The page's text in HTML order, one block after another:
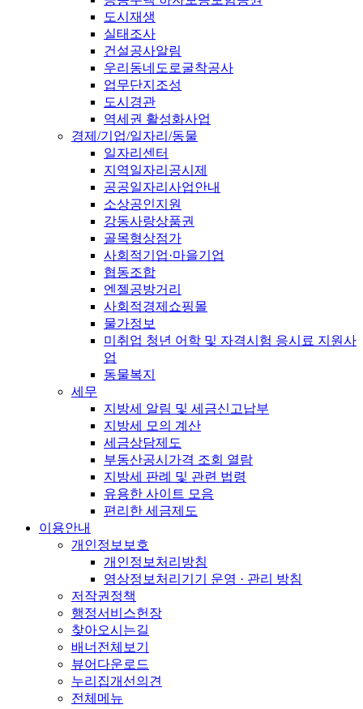
도시재생
실태조사
건설공사알림
우리동네도로굴착공사
업무단지조성
도시경관
역세권 활성화사업
경제/기업/일자리/동물
일자리센터
지역일자리공시제
공공일자리사업안내
소상공인지원
강동사랑상품권
골목형상점가
사회적기업·마을기업
협동조합
엔젤공방거리
사회적경제쇼핑몰
물가정보
미취업 청년 어학 및 자격시험 응시료 지원사
업
동물복지
세무
지방세 알림 및 세금신고납부
지방세 모의 계산
세금상담제도
부동산공시가격 조회 열람
지방세 판례 및 관련 법령
유용한 사이트 모음
편리한 세금제도
이용안내
개인정보보호
개인정보처리방침
영상정보처리기기 운영 · 관리 방침
저작권정책
행정서비스헌장
찾아오시는길
배너전체보기
뷰어다운로드
누리집개선의견
전체메뉴